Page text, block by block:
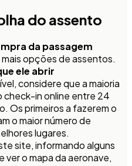
do assento
da passagem
opções de assentos.
ele abrir
considere que a maioria
check-in online entre 24
Os primeiros a fazerem o
o maior número de
lugares.
site, informando alguns
o mapa da aeronave,